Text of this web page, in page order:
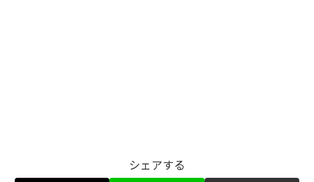
シェアする